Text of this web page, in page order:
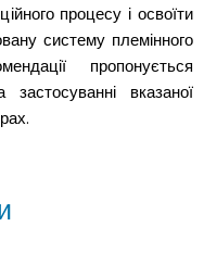
процесу і освоїти
систему племінного
пропонується
вказаної